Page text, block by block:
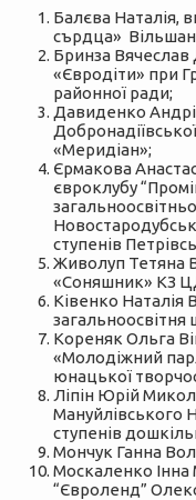
Балєва Наталія,
сърдца»
Бринза
«Євродіти» при
районної ради;
Давиденко
«Меридіан»;
Єрмакова
євроклубу
ступенів
Живолуп Тетяна
«Соняшник» КЗ
Ківенко Наталія
загальноосвітня
Кореняк Ольга
«Молодіжний
юнацької
Ліпін Юрій
Мануйлівського
ступенів
Мончук Ганна
Москаленко Інна
“Євроленд”